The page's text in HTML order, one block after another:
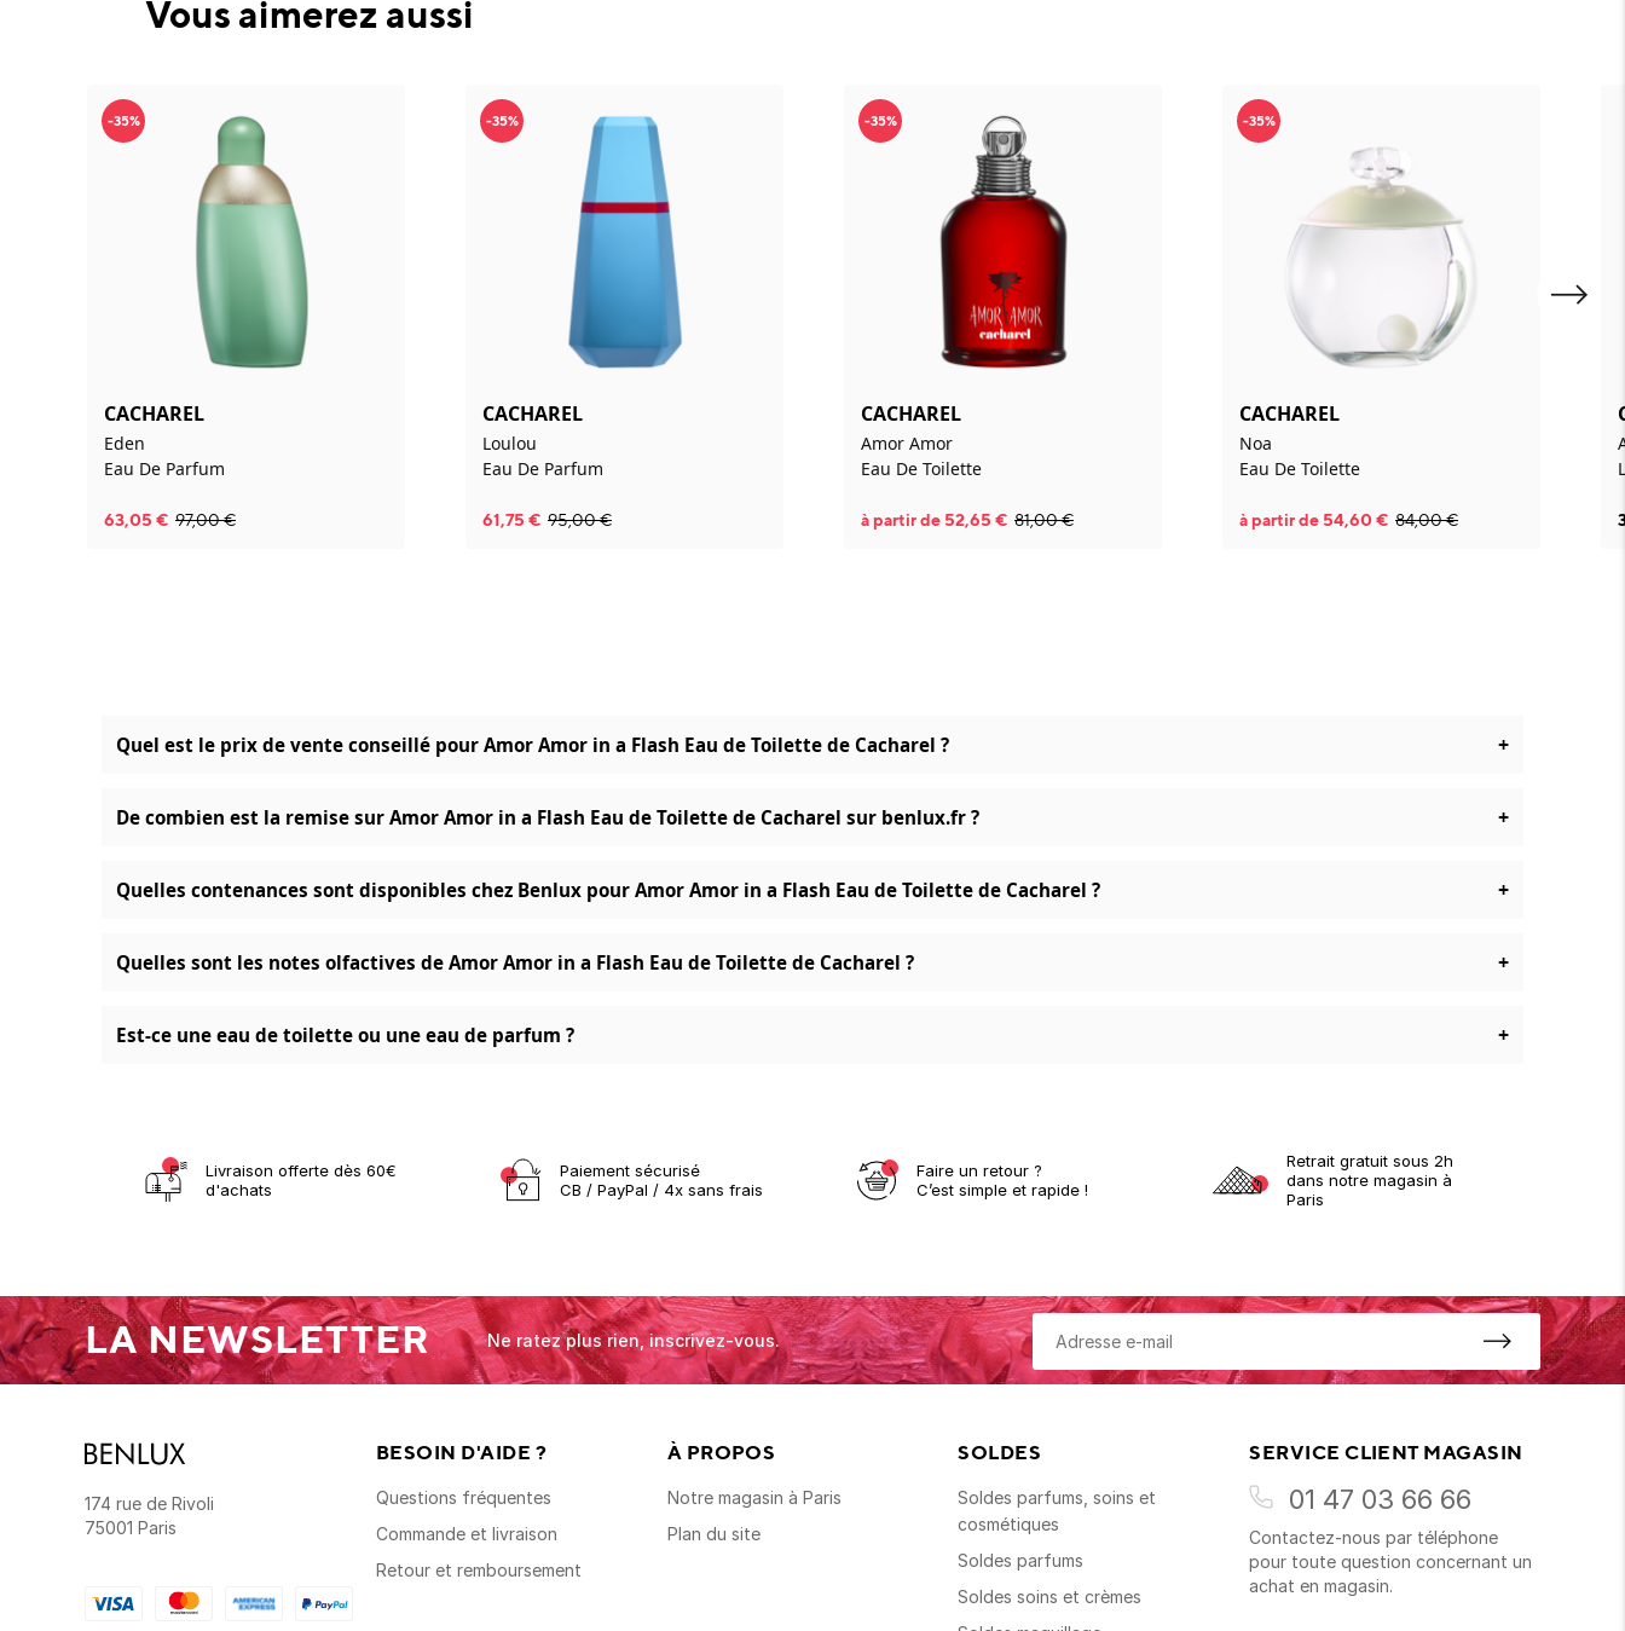
Vous aimerez aussi
-35%
CACHAREL
Eden
Eau De Parfum
63,05 € 97,00€
-35%
CACHAREL
Loulou
Eau De Parfum
61,75 € 95,00€
-35%
CACHAREL
Amor Amor
Eau De Toilette
à partir de 52,65 € 81,00€
-35%
CACHAREL
Noa
Eau De Toilette
à partir de 54,60€ 84,00€
Quel est le prix de vente conseillé pour Amor Amor in a Flash Eau de Toilette de Cacharel ? +
De combien est la remise sur Amor Amor in a Flash Eau de Toilette de Cacharel sur benlux.fr ? +
Quelles contenances sont disponibles chez Benlux pour Amor Amor in a Flash Eau de Toilette de Cacharel ? +
Quelles sont les notes olfactives de Amor Amor in a Flash Eau de Toilette de Cacharel ? +
Est-ce une eau de toilette ou une eau de parfum ? +
Livraison offerte dès 60€
d'achats
Paiement sécurisé
CB / PayPal / 4x sans frais
Faire un retour ?
C’est simple et rapide !
Retrait gratuit sous 2h
dans notre magasin à
Paris
LA NEWSLETTER Ne ratez plus rien, inscrivez-vous.
174 rue de Rivoli
75001 Paris
BESOIN D'AIDE ?
Questions fréquentes
Commande et livraison
Retour et remboursement
À PROPOS
Notre magasin à Paris
Plan du site
SOLDES
Soldes parfums, soins et
cosmétiques
Soldes parfums
Soldes soins et crèmes
SERVICE CLIENT MAGASIN
01 47 03 66 66
Contactez-nous par téléphone
pour toute question concernant un
achat en magasin.